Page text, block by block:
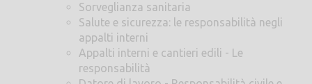
Sorveglianza sanitaria
Salute e sicurezza: le responsabilità negli
appalti interni
Appalti interni e cantieri edili - Le
responsabilità